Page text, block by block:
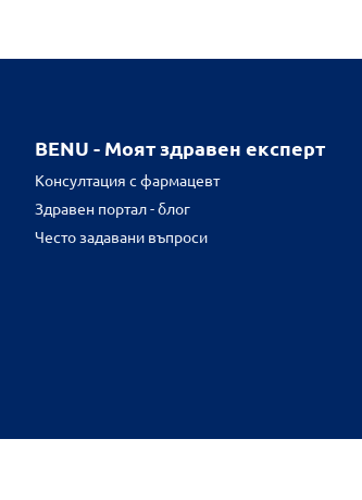
BENU - Моят здравен експерт
Консултация с фармацевт
Здравен портал - блог
Често задавани въпроси